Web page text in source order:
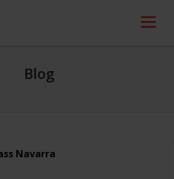
Blog
Navarra